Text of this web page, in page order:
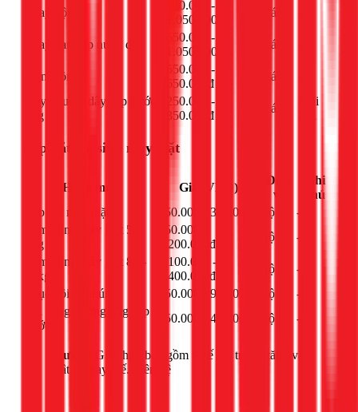
Thay hộp số
650.000 -
1.050.000đ
cái
Thay van cấp nước đôi
650.000 -
1.050.000đ
cái
IC nguồn
550.000 -
650.000đ
cái
Dây nguồn, dây cấp nước,
ống xả
250.000 -
350.000đ
cái
Mỗi
Lắp đặt, vệ sinh máy giặt
Hạng mục Giá (VNĐ)
Đơn
vị
Ghi
chú
Lắp đặt máy giặt
250.000 - 300.000đ bộ
-
Làm đồng máy giặt 5-
8kg
950.000 -
1.200.000đ
bộ
-
Làm đồng máy giặt 8.5-
12kg
1.100.000 -
1.400.000đ
bộ
-
Phục hồi ty nhúng
550.000 - 950.000đ bộ
-
Thi công đường ống cấp
nước
250.000 - 400.000đ bộ -
Lưu ý:
Giá chưa bao gồm thuế giá trị gia tăng và
vật tư thay thế. Liên hệ